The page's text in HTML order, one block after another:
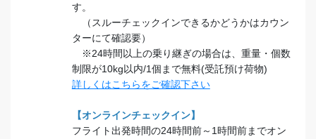
す。
（スルーチェックインできるかどうかはカウン
ターにて確認要）
※24時間以上の乗り継ぎの場合は、重量・個数
制限が10kg以内/1個まで無料(受託預け荷物)
詳しくはこちらをご確認下さい
【オンラインチェックイン】
フライト出発時間の24時間前～1時間前までオン